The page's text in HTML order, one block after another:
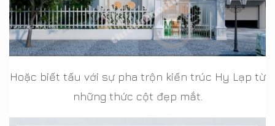
Hoặc biết tấu với sự pha trộn kiến trúc Hy Lạp từ
những thức cột đẹp mắt.